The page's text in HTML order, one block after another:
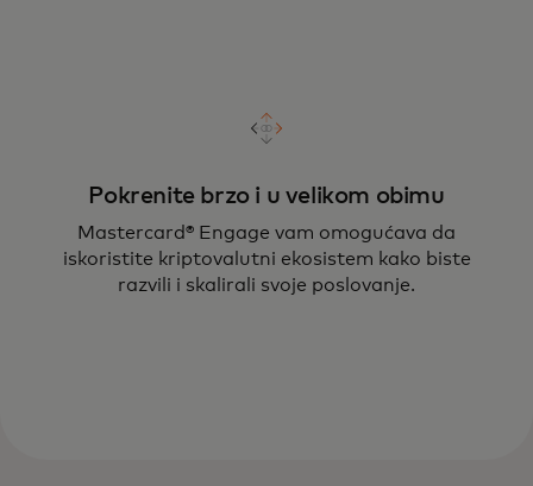
Pokrenite brzo i u velikom obimu
Mastercard® Engage vam omogućava da
iskoristite kriptovalutni ekosistem kako biste
razvili i skalirali svoje poslovanje.